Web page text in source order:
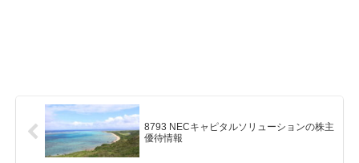
8793 NECキャピタルソリューションの株主
優待情報